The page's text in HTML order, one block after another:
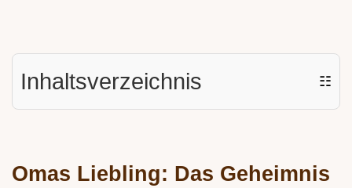
Inhaltsverzeichnis ☷
Omas Liebling: Das Geheimnis